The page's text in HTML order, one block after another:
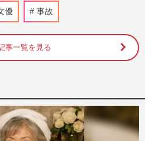
バースデーライブで“名曲”を熱
で完売」シェフアレンジの“広
8月11日号 2026/7/28
超えも「早すぎる」疑問視され
ードル”
優 事故
事一覧を見る